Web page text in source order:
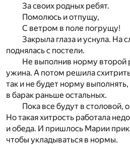
За своих родных ребят.
Помолюсь и отпущу,
С ветром в поле погрущу!
Закрыла глаза и уснула. На
поднялась с постели.
Не выполнив норму второй
ужина. А потом решила
так и не будет норму
в барак раньше остальных.
Пока все будут в столовой,
Но такая хитрость работала
и обеда. И пришлось Марии
чтобы укладываться в нормы.